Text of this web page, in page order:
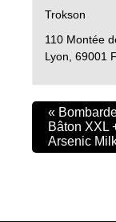
Trokson
110 Montée
Lyon 69001
«
Bâton XXL
Arsenic